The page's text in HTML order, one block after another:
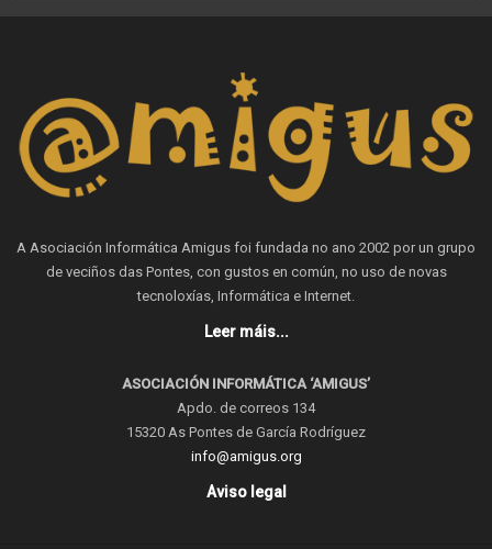
A Asociación Informática Amigus foi fundada no ano 2002 por un grupo
de veciños das Pontes, con gustos en común, no uso de novas
tecnoloxías, Informática e Internet.
Leer máis...
ASOCIACIÓN INFORMÁTICA ‘AMIGUS’
Apdo. de correos 134
15320 As Pontes de García Rodríguez
info@amigus.org
Aviso legal